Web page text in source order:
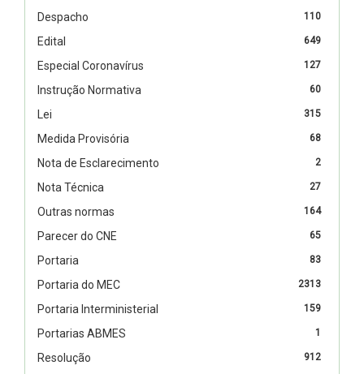
110
Despacho
649
Edital
127
Especial Coronavírus
60
Instrução Normativa
315
Lei
68
Medida Provisória
2
Nota de Esclarecimento
27
Nota Técnica
164
Outras normas
65
Parecer do CNE
83
Portaria
2313
Portaria do MEC
159
Portaria Interministerial
1
Portarias ABMES
912
Resolução